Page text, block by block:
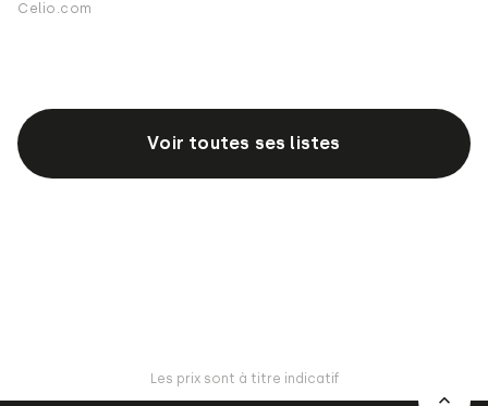
Celio.com
Voir toutes ses listes
Les prix sont à titre indicatif